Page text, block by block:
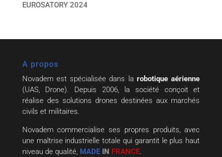
EUROSATORY 2024
A propos
Novadem est spécialisée dans la robotique aérienne
(UAS, Drone). Depuis 2006, la société conçoit et
réalise des solutions drones destinées aux marchés
civils et militaires.
Novadem commercialise ses propres produits, avec
une maîtrise industrielle totale qui garantit le plus haut
niveau de qualité, MADEIN FRANCE.